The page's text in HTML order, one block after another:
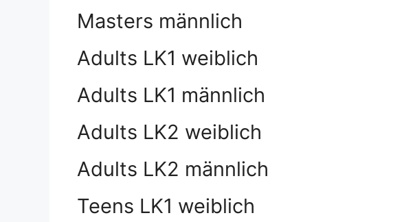
Masters männlich
Adults LK1 weiblich
Adults LK1 männlich
Adults LK2 weiblich
Adults LK2 männlich
Teens LK1 weiblich